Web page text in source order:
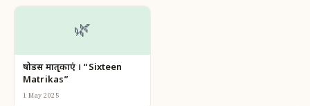
🌿
षोडस मातृकाएं । “Sixteen
Matrikas”
1 May 2025